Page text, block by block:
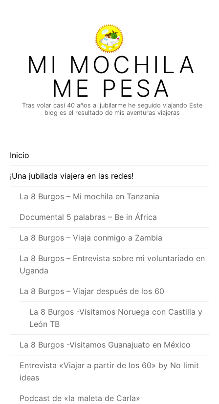
MI MOCHILA
ME PESA
Tras volar casi 40 años al jubilarme he seguido viajando Este
blog es el resultado de mis aventuras viajeras
Inicio
¡Una jubilada viajera en las redes!
La 8 Burgos – Mi mochila en Tanzania
Documental 5 palabras – Be in África
La 8 Burgos – Viaja conmigo a Zambia
La 8 Burgos – Entrevista sobre mi voluntariado en
Uganda
La 8 Burgos – Viajar después de los 60
La 8 Burgos -Visitamos Noruega con Castilla y
León TB
La 8 Burgos -Visitamos Guanajuato en México
Entrevista «Viajar a partir de los 60» by No limit
ideas
Podcast de «la maleta de Carla»